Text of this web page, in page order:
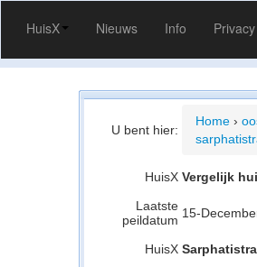
HuisX Nieuws Info
U bent hier:
Home ›
HuisX Vergelijk
Laatste
peildatum 15-
HuisX